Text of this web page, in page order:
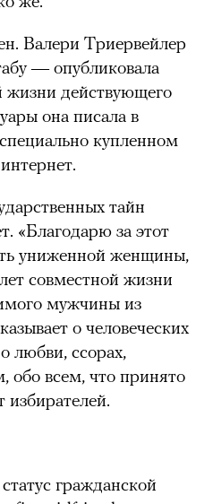
Валери Триервейлер
— опубликовала
жизни действующего
она писала в
купленном
тайн
«Благодарю за этот
униженной женщины,
совместной жизни
мужчины из
о человеческих
любви, ссорах,
обо всем, что принято
избирателей.
гражданской